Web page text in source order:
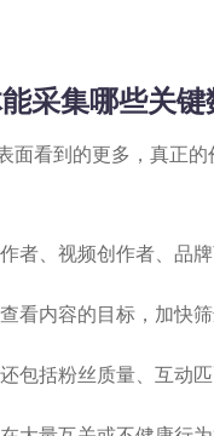
采集哪些关键
面看到的更多，真正
者、视频创作者、品
看内容的目标，加快
包括粉丝质量、互动